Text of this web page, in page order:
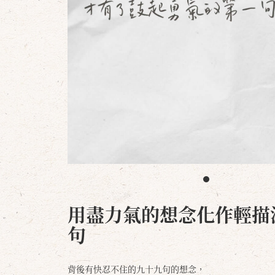
用盡力氣的想念化作輕
句
背後有快忍不住的九十九句的想念，